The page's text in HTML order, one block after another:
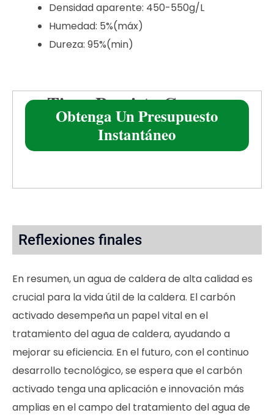
Densidad aparente: 450-550g/L
Humedad: 5%(máx)
Dureza: 95%(min)
¿Tiene Previsto Comprar
Carbón Activado?
Obtenga Un Presupuesto
Instantáneo
Reflexiones finales
En resumen, un agua de caldera de alta calidad es
crucial para la vida útil de la caldera. El carbón
activado desempeña un papel vital en el
tratamiento del agua de caldera, ayudando a
mejorar su eficiencia. En el futuro, con el continuo
desarrollo tecnológico, se espera que el carbón
activado tenga una aplicación e innovación más
amplias en el campo del tratamiento del agua de